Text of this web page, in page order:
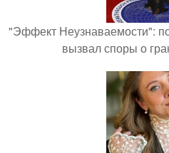
"Эффект Неузнаваемости":
вызвал споры о